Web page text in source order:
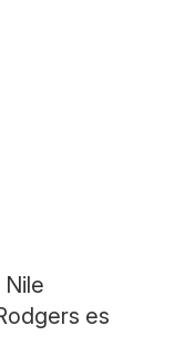
es